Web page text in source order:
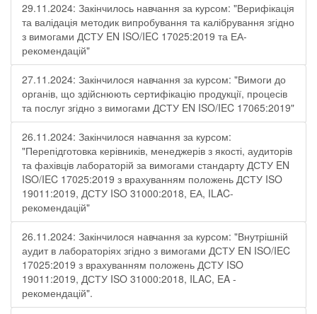
29.11.2024: Закінчилось навчання за курсом: "Верифікація
та валідація методик випробування та калібрування згідно
з вимогами ДСТУ EN ISO/IEC 17025:2019 та ЕА-
рекомендацій"
27.11.2024: Закінчилося навчання за курсом: "Вимоги до
органів, що здійснюють сертифікацію продукції, процесів
та послуг згідно з вимогами ДСТУ EN ISO/IEC 17065:2019"
26.11.2024: Закінчилося навчання за курсом:
"Перепідготовка керівників, менеджерів з якості, аудиторів
та фахівців лабораторій за вимогами стандарту ДСТУ EN
ISO/IEC 17025:2019 з врахуванням положень ДСТУ ISO
19011:2019, ДСТУ ISO 31000:2018, ЕА, ILAC-
рекомендацій"
26.11.2024: Закінчилося навчання за курсом: "Внутрішній
аудит в лабораторіях згідно з вимогами ДСТУ EN ISO/IEC
17025:2019 з врахуванням положень ДСТУ ISO
19011:2019, ДСТУ ISO 31000:2018, ILAC, EA -
рекомендацій".